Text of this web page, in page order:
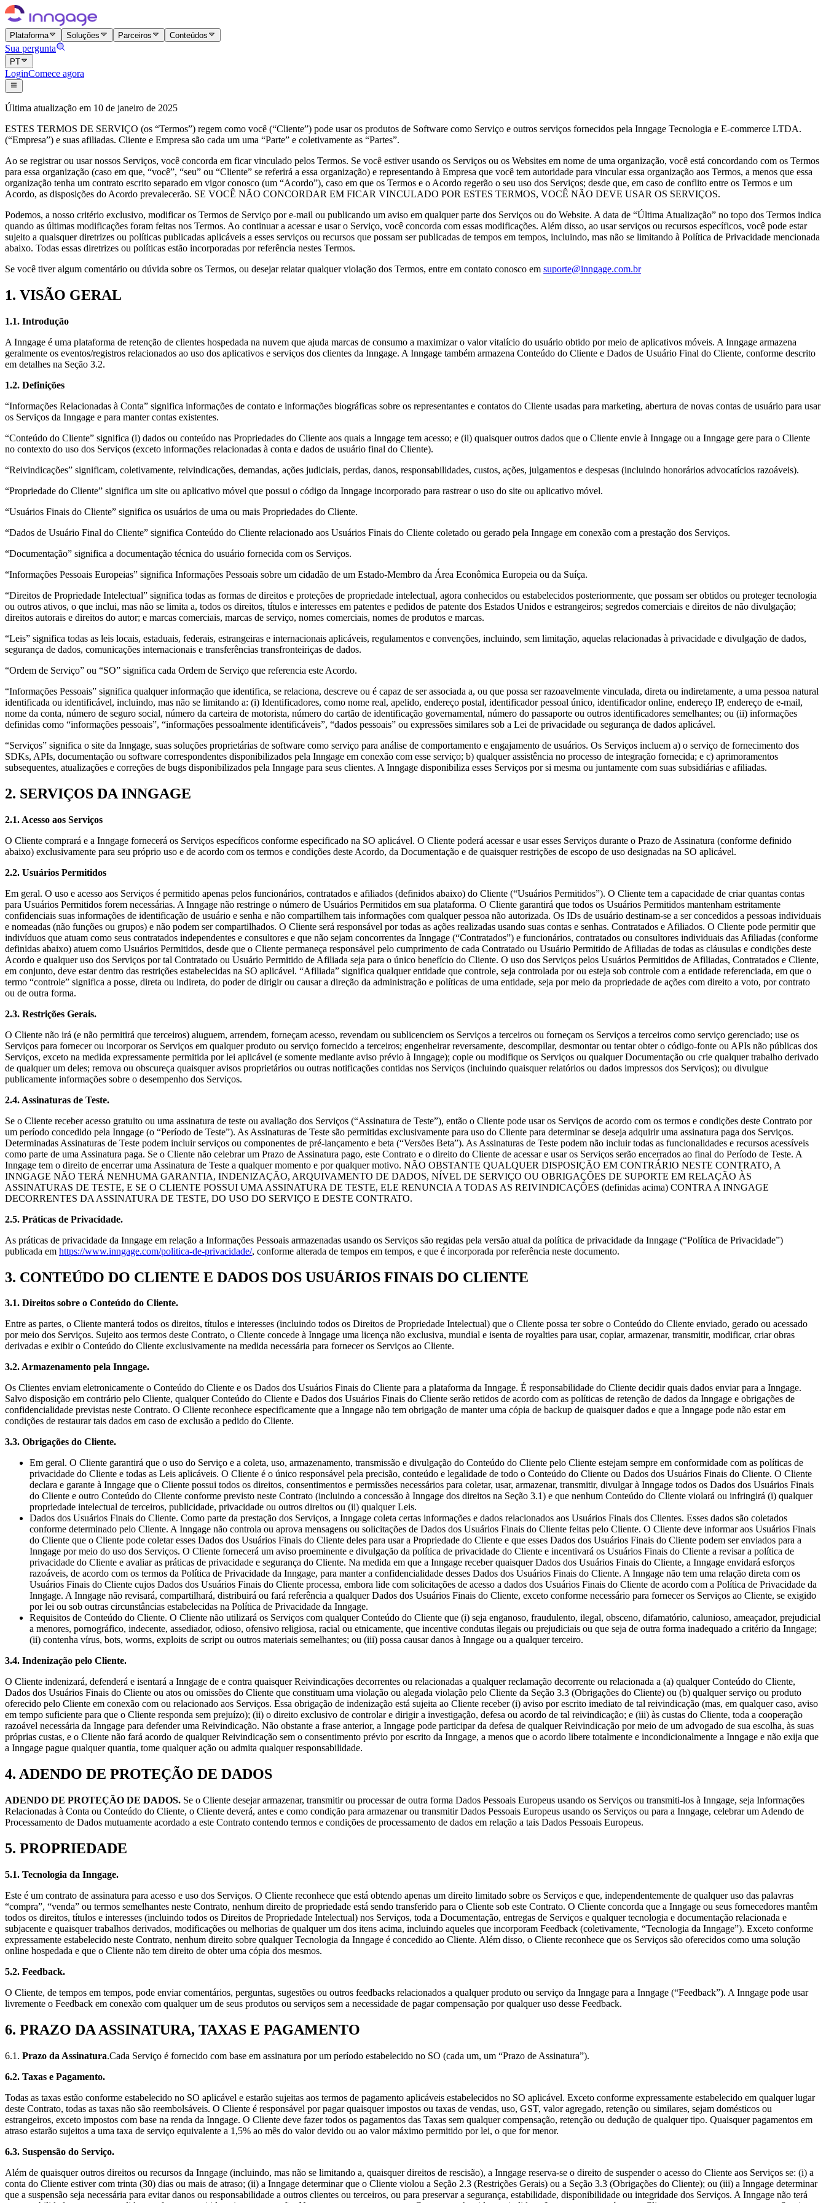
Plataforma Soluções Parceiros Conteúdos
Sua pergunta
PT
LoginComece agora
Última atualização em 10 de janeiro de 2025
ESTES TERMOS DE SERVIÇO (os “Termos”) regem como você (“Cliente”) pode usar os produtos de Software como Serviço e outros serviços fornecidos pela Inngage Tecnologia e E-commerce LTDA.
(“Empresa”) e suas afiliadas. Cliente e Empresa são cada um uma “Parte” e coletivamente as “Partes”.
Ao se registrar ou usar nossos Serviços, você concorda em ficar vinculado pelos Termos. Se você estiver usando os Serviços ou os Websites em nome de uma organização, você está concordando com os Termos
para essa organização (caso em que, “você”, “seu” ou “Cliente” se referirá a essa organização) e representando à Empresa que você tem autoridade para vincular essa organização aos Termos, a menos que essa
organização tenha um contrato escrito separado em vigor conosco (um “Acordo”), caso em que os Termos e o Acordo regerão o seu uso dos Serviços; desde que, em caso de conflito entre os Termos e um
Acordo, as disposições do Acordo prevalecerão. SE VOCÊ NÃO CONCORDAR EM FICAR VINCULADO POR ESTES TERMOS, VOCÊ NÃO DEVE USAR OS SERVIÇOS.
Podemos, a nosso critério exclusivo, modificar os Termos de Serviço por e-mail ou publicando um aviso em qualquer parte dos Serviços ou do Website. A data de “Última Atualização” no topo dos Termos indica
quando as últimas modificações foram feitas nos Termos. Ao continuar a acessar e usar o Serviço, você concorda com essas modificações. Além disso, ao usar serviços ou recursos específicos, você pode estar
sujeito a quaisquer diretrizes ou políticas publicadas aplicáveis a esses serviços ou recursos que possam ser publicadas de tempos em tempos, incluindo, mas não se limitando à Política de Privacidade mencionada
abaixo. Todas essas diretrizes ou políticas estão incorporadas por referência nestes Termos.
Se você tiver algum comentário ou dúvida sobre os Termos, ou desejar relatar qualquer violação dos Termos, entre em contato conosco em suporte@inngage.com.br
1. VISÃO GERAL
1.1. Introdução
A Inngage é uma plataforma de retenção de clientes hospedada na nuvem que ajuda marcas de consumo a maximizar o valor vitalício do usuário obtido por meio de aplicativos móveis. A Inngage armazena
geralmente os eventos/registros relacionados ao uso dos aplicativos e serviços dos clientes da Inngage. A Inngage também armazena Conteúdo do Cliente e Dados de Usuário Final do Cliente, conforme descrito
em detalhes na Seção 3.2.
1.2. Definições
“Informações Relacionadas à Conta” significa informações de contato e informações biográficas sobre os representantes e contatos do Cliente usadas para marketing, abertura de novas contas de usuário para usar
os Serviços da Inngage e para manter contas existentes.
“Conteúdo do Cliente” significa (i) dados ou conteúdo nas Propriedades do Cliente aos quais a Inngage tem acesso; e (ii) quaisquer outros dados que o Cliente envie à Inngage ou a Inngage gere para o Cliente
no contexto do uso dos Serviços (exceto informações relacionadas à conta e dados de usuário final do Cliente).
“Reivindicações” significam, coletivamente, reivindicações, demandas, ações judiciais, perdas, danos, responsabilidades, custos, ações, julgamentos e despesas (incluindo honorários advocatícios razoáveis).
“Propriedade do Cliente” significa um site ou aplicativo móvel que possui o código da Inngage incorporado para rastrear o uso do site ou aplicativo móvel.
“Usuários Finais do Cliente” significa os usuários de uma ou mais Propriedades do Cliente.
“Dados de Usuário Final do Cliente” significa Conteúdo do Cliente relacionado aos Usuários Finais do Cliente coletado ou gerado pela Inngage em conexão com a prestação dos Serviços.
“Documentação” significa a documentação técnica do usuário fornecida com os Serviços.
“Informações Pessoais Europeias” significa Informações Pessoais sobre um cidadão de um Estado-Membro da Área Econômica Europeia ou da Suíça.
“Direitos de Propriedade Intelectual” significa todas as formas de direitos e proteções de propriedade intelectual, agora conhecidos ou estabelecidos posteriormente, que possam ser obtidos ou proteger tecnologia
ou outros ativos, o que inclui, mas não se limita a, todos os direitos, títulos e interesses em patentes e pedidos de patente dos Estados Unidos e estrangeiros; segredos comerciais e direitos de não divulgação;
direitos autorais e direitos do autor; e marcas comerciais, marcas de serviço, nomes comerciais, nomes de produtos e marcas.
“Leis” significa todas as leis locais, estaduais, federais, estrangeiras e internacionais aplicáveis, regulamentos e convenções, incluindo, sem limitação, aquelas relacionadas à privacidade e divulgação de dados,
segurança de dados, comunicações internacionais e transferências transfronteiriças de dados.
“Ordem de Serviço” ou “SO” significa cada Ordem de Serviço que referencia este Acordo.
“Informações Pessoais” significa qualquer informação que identifica, se relaciona, descreve ou é capaz de ser associada a, ou que possa ser razoavelmente vinculada, direta ou indiretamente, a uma pessoa natural
identificada ou identificável, incluindo, mas não se limitando a: (i) Identificadores, como nome real, apelido, endereço postal, identificador pessoal único, identificador online, endereço IP, endereço de e-mail,
nome da conta, número de seguro social, número da carteira de motorista, número do cartão de identificação governamental, número do passaporte ou outros identificadores semelhantes; ou (ii) informações
definidas como “informações pessoais”, “informações pessoalmente identificáveis”, “dados pessoais” ou expressões similares sob a Lei de privacidade ou segurança de dados aplicável.
“Serviços” significa o site da Inngage, suas soluções proprietárias de software como serviço para análise de comportamento e engajamento de usuários. Os Serviços incluem a) o serviço de fornecimento dos
SDKs, APIs, documentação ou software correspondentes disponibilizados pela Inngage em conexão com esse serviço; b) qualquer assistência no processo de integração fornecida; e c) aprimoramentos
subsequentes, atualizações e correções de bugs disponibilizados pela Inngage para seus clientes. A Inngage disponibiliza esses Serviços por si mesma ou juntamente com suas subsidiárias e afiliadas.
2. SERVIÇOS DA INNGAGE
2.1. Acesso aos Serviços
O Cliente comprará e a Inngage fornecerá os Serviços específicos conforme especificado na SO aplicável. O Cliente poderá acessar e usar esses Serviços durante o Prazo de Assinatura (conforme definido
abaixo) exclusivamente para seu próprio uso e de acordo com os termos e condições deste Acordo, da Documentação e de quaisquer restrições de escopo de uso designadas na SO aplicável.
2.2. Usuários Permitidos
Em geral. O uso e acesso aos Serviços é permitido apenas pelos funcionários, contratados e afiliados (definidos abaixo) do Cliente (“Usuários Permitidos”). O Cliente tem a capacidade de criar quantas contas
para Usuários Permitidos forem necessárias. A Inngage não restringe o número de Usuários Permitidos em sua plataforma. O Cliente garantirá que todos os Usuários Permitidos mantenham estritamente
confidenciais suas informações de identificação de usuário e senha e não compartilhem tais informações com qualquer pessoa não autorizada. Os IDs de usuário destinam-se a ser concedidos a pessoas individuais
e nomeadas (não funções ou grupos) e não podem ser compartilhados. O Cliente será responsável por todas as ações realizadas usando suas contas e senhas. Contratados e Afiliados. O Cliente pode permitir que
indivíduos que atuam como seus contratados independentes e consultores e que não sejam concorrentes da Inngage (“Contratados”) e funcionários, contratados ou consultores individuais das Afiliadas (conforme
definidas abaixo) atuem como Usuários Permitidos, desde que o Cliente permaneça responsável pelo cumprimento de cada Contratado ou Usuário Permitido de Afiliadas de todas as cláusulas e condições deste
Acordo e qualquer uso dos Serviços por tal Contratado ou Usuário Permitido de Afiliada seja para o único benefício do Cliente. O uso dos Serviços pelos Usuários Permitidos de Afiliadas, Contratados e Cliente,
em conjunto, deve estar dentro das restrições estabelecidas na SO aplicável. “Afiliada” significa qualquer entidade que controle, seja controlada por ou esteja sob controle com a entidade referenciada, em que o
termo “controle” significa a posse, direta ou indireta, do poder de dirigir ou causar a direção da administração e políticas de uma entidade, seja por meio da propriedade de ações com direito a voto, por contrato
ou de outra forma.
2.3. Restrições Gerais.
O Cliente não irá (e não permitirá que terceiros) aluguem, arrendem, forneçam acesso, revendam ou sublicenciem os Serviços a terceiros ou forneçam os Serviços a terceiros como serviço gerenciado; use os
Serviços para fornecer ou incorporar os Serviços em qualquer produto ou serviço fornecido a terceiros; engenheirar reversamente, descompilar, desmontar ou tentar obter o código-fonte ou APIs não públicas dos
Serviços, exceto na medida expressamente permitida por lei aplicável (e somente mediante aviso prévio à Inngage); copie ou modifique os Serviços ou qualquer Documentação ou crie qualquer trabalho derivado
de qualquer um deles; remova ou obscureça quaisquer avisos proprietários ou outras notificações contidas nos Serviços (incluindo quaisquer relatórios ou dados impressos dos Serviços); ou divulgue
publicamente informações sobre o desempenho dos Serviços.
2.4. Assinaturas de Teste.
Se o Cliente receber acesso gratuito ou uma assinatura de teste ou avaliação dos Serviços (“Assinatura de Teste”), então o Cliente pode usar os Serviços de acordo com os termos e condições deste Contrato por
um período concedido pela Inngage (o “Período de Teste”). As Assinaturas de Teste são permitidas exclusivamente para uso do Cliente para determinar se deseja adquirir uma assinatura paga dos Serviços.
Determinadas Assinaturas de Teste podem incluir serviços ou componentes de pré-lançamento e beta (“Versões Beta”). As Assinaturas de Teste podem não incluir todas as funcionalidades e recursos acessíveis
como parte de uma Assinatura paga. Se o Cliente não celebrar um Prazo de Assinatura pago, este Contrato e o direito do Cliente de acessar e usar os Serviços serão encerrados ao final do Período de Teste. A
Inngage tem o direito de encerrar uma Assinatura de Teste a qualquer momento e por qualquer motivo. NÃO OBSTANTE QUALQUER DISPOSIÇÃO EM CONTRÁRIO NESTE CONTRATO, A
INNGAGE NÃO TERÁ NENHUMA GARANTIA, INDENIZAÇÃO, ARQUIVAMENTO DE DADOS, NÍVEL DE SERVIÇO OU OBRIGAÇÕES DE SUPORTE EM RELAÇÃO ÀS
ASSINATURAS DE TESTE, E SE O CLIENTE POSSUI UMA ASSINATURA DE TESTE, ELE RENUNCIA A TODAS AS REIVINDICAÇÕES (definidas acima) CONTRA A INNGAGE
DECORRENTES DA ASSINATURA DE TESTE, DO USO DO SERVIÇO E DESTE CONTRATO.
2.5. Práticas de Privacidade.
As práticas de privacidade da Inngage em relação a Informações Pessoais armazenadas usando os Serviços são regidas pela versão atual da política de privacidade da Inngage (“Política de Privacidade”)
publicada em https://www.inngage.com/politica-de-privacidade/, conforme alterada de tempos em tempos, e que é incorporada por referência neste documento.
3. CONTEÚDO DO CLIENTE E DADOS DOS USUÁRIOS FINAIS DO CLIENTE
3.1. Direitos sobre o Conteúdo do Cliente.
Entre as partes, o Cliente manterá todos os direitos, títulos e interesses (incluindo todos os Direitos de Propriedade Intelectual) que o Cliente possa ter sobre o Conteúdo do Cliente enviado, gerado ou acessado
por meio dos Serviços. Sujeito aos termos deste Contrato, o Cliente concede à Inngage uma licença não exclusiva, mundial e isenta de royalties para usar, copiar, armazenar, transmitir, modificar, criar obras
derivadas e exibir o Conteúdo do Cliente exclusivamente na medida necessária para fornecer os Serviços ao Cliente.
3.2. Armazenamento pela Inngage.
Os Clientes enviam eletronicamente o Conteúdo do Cliente e os Dados dos Usuários Finais do Cliente para a plataforma da Inngage. É responsabilidade do Cliente decidir quais dados enviar para a Inngage.
Salvo disposição em contrário pelo Cliente, qualquer Conteúdo do Cliente e Dados dos Usuários Finais do Cliente serão retidos de acordo com as políticas de retenção de dados da Inngage e obrigações de
confidencialidade previstas neste Contrato. O Cliente reconhece especificamente que a Inngage não tem obrigação de manter uma cópia de backup de quaisquer dados e que a Inngage pode não estar em
condições de restaurar tais dados em caso de exclusão a pedido do Cliente.
3.3. Obrigações do Cliente.
Em geral. O Cliente garantirá que o uso do Serviço e a coleta, uso, armazenamento, transmissão e divulgação do Conteúdo do Cliente pelo Cliente estejam sempre em conformidade com as políticas de
privacidade do Cliente e todas as Leis aplicáveis. O Cliente é o único responsável pela precisão, conteúdo e legalidade de todo o Conteúdo do Cliente ou Dados dos Usuários Finais do Cliente. O Cliente
declara e garante à Inngage que o Cliente possui todos os direitos, consentimentos e permissões necessários para coletar, usar, armazenar, transmitir, divulgar à Inngage todos os Dados dos Usuários Finais
do Cliente e outro Conteúdo do Cliente conforme previsto neste Contrato (incluindo a concessão à Inngage dos direitos na Seção 3.1) e que nenhum Conteúdo do Cliente violará ou infringirá (i) qualquer
propriedade intelectual de terceiros, publicidade, privacidade ou outros direitos ou (ii) qualquer Leis.
Dados dos Usuários Finais do Cliente. Como parte da prestação dos Serviços, a Inngage coleta certas informações e dados relacionados aos Usuários Finais dos Clientes. Esses dados são coletados
conforme determinado pelo Cliente. A Inngage não controla ou aprova mensagens ou solicitações de Dados dos Usuários Finais do Cliente feitas pelo Cliente. O Cliente deve informar aos Usuários Finais
do Cliente que o Cliente pode coletar esses Dados dos Usuários Finais do Cliente deles para usar a Propriedade do Cliente e que esses Dados dos Usuários Finais do Cliente podem ser enviados para a
Inngage por meio do uso dos Serviços. O Cliente fornecerá um aviso proeminente e divulgação da política de privacidade do Cliente e incentivará os Usuários Finais do Cliente a revisar a política de
privacidade do Cliente e avaliar as práticas de privacidade e segurança do Cliente. Na medida em que a Inngage receber quaisquer Dados dos Usuários Finais do Cliente, a Inngage envidará esforços
razoáveis, de acordo com os termos da Política de Privacidade da Inngage, para manter a confidencialidade desses Dados dos Usuários Finais do Cliente. A Inngage não tem uma relação direta com os
Usuários Finais do Cliente cujos Dados dos Usuários Finais do Cliente processa, embora lide com solicitações de acesso a dados dos Usuários Finais do Cliente de acordo com a Política de Privacidade da
Inngage. A Inngage não revisará, compartilhará, distribuirá ou fará referência a qualquer Dados dos Usuários Finais do Cliente, exceto conforme necessário para fornecer os Serviços ao Cliente, se exigido
por lei ou sob outras circunstâncias estabelecidas na Política de Privacidade da Inngage.
Requisitos de Conteúdo do Cliente. O Cliente não utilizará os Serviços com qualquer Conteúdo do Cliente que (i) seja enganoso, fraudulento, ilegal, obsceno, difamatório, calunioso, ameaçador, prejudicial
a menores, pornográfico, indecente, assediador, odioso, ofensivo religiosa, racial ou etnicamente, que incentive condutas ilegais ou prejudiciais ou que seja de outra forma inadequado a critério da Inngage;
(ii) contenha vírus, bots, worms, exploits de script ou outros materiais semelhantes; ou (iii) possa causar danos à Inngage ou a qualquer terceiro.
3.4. Indenização pelo Cliente.
O Cliente indenizará, defenderá e isentará a Inngage de e contra quaisquer Reivindicações decorrentes ou relacionadas a qualquer reclamação decorrente ou relacionada a (a) qualquer Conteúdo do Cliente,
Dados dos Usuários Finais do Cliente ou atos ou omissões do Cliente que constituam uma violação ou alegada violação pelo Cliente da Seção 3.3 (Obrigações do Cliente) ou (b) qualquer serviço ou produto
oferecido pelo Cliente em conexão com ou relacionado aos Serviços. Essa obrigação de indenização está sujeita ao Cliente receber (i) aviso por escrito imediato de tal reivindicação (mas, em qualquer caso, aviso
em tempo suficiente para que o Cliente responda sem prejuízo); (ii) o direito exclusivo de controlar e dirigir a investigação, defesa ou acordo de tal reivindicação; e (iii) às custas do Cliente, toda a cooperação
razoável necessária da Inngage para defender uma Reivindicação. Não obstante a frase anterior, a Inngage pode participar da defesa de qualquer Reivindicação por meio de um advogado de sua escolha, às suas
próprias custas, e o Cliente não fará acordo de qualquer Reivindicação sem o consentimento prévio por escrito da Inngage, a menos que o acordo libere totalmente e incondicionalmente a Inngage e não exija que
a Inngage pague qualquer quantia, tome qualquer ação ou admita qualquer responsabilidade.
4. ADENDO DE PROTEÇÃO DE DADOS
ADENDO DE PROTEÇÃO DE DADOS. Se o Cliente desejar armazenar, transmitir ou processar de outra forma Dados Pessoais Europeus usando os Serviços ou transmiti-los à Inngage, seja Informações
Relacionadas à Conta ou Conteúdo do Cliente, o Cliente deverá, antes e como condição para armazenar ou transmitir Dados Pessoais Europeus usando os Serviços ou para a Inngage, celebrar um Adendo de
Processamento de Dados mutuamente acordado a este Contrato contendo termos e condições de processamento de dados em relação a tais Dados Pessoais Europeus.
5. PROPRIEDADE
5.1. Tecnologia da Inngage.
Este é um contrato de assinatura para acesso e uso dos Serviços. O Cliente reconhece que está obtendo apenas um direito limitado sobre os Serviços e que, independentemente de qualquer uso das palavras
“compra”, “venda” ou termos semelhantes neste Contrato, nenhum direito de propriedade está sendo transferido para o Cliente sob este Contrato. O Cliente concorda que a Inngage ou seus fornecedores mantêm
todos os direitos, títulos e interesses (incluindo todos os Direitos de Propriedade Intelectual) nos Serviços, toda a Documentação, entregas de Serviços e qualquer tecnologia e documentação relacionada e
subjacente e quaisquer trabalhos derivados, modificações ou melhorias de qualquer um dos itens acima, incluindo aqueles que incorporam Feedback (coletivamente, “Tecnologia da Inngage”). Exceto conforme
expressamente estabelecido neste Contrato, nenhum direito sobre qualquer Tecnologia da Inngage é concedido ao Cliente. Além disso, o Cliente reconhece que os Serviços são oferecidos como uma solução
online hospedada e que o Cliente não tem direito de obter uma cópia dos mesmos.
5.2. Feedback.
O Cliente, de tempos em tempos, pode enviar comentários, perguntas, sugestões ou outros feedbacks relacionados a qualquer produto ou serviço da Inngage para a Inngage (“Feedback”). A Inngage pode usar
livremente o Feedback em conexão com qualquer um de seus produtos ou serviços sem a necessidade de pagar compensação por qualquer uso desse Feedback.
6. PRAZO DA ASSINATURA, TAXAS E PAGAMENTO
6.1. Prazo da Assinatura.Cada Serviço é fornecido com base em assinatura por um período estabelecido no SO (cada um, um “Prazo de Assinatura”).
6.2. Taxas e Pagamento.
Todas as taxas estão conforme estabelecido no SO aplicável e estarão sujeitas aos termos de pagamento aplicáveis estabelecidos no SO aplicável. Exceto conforme expressamente estabelecido em qualquer lugar
deste Contrato, todas as taxas não são reembolsáveis. O Cliente é responsável por pagar quaisquer impostos ou taxas de vendas, uso, GST, valor agregado, retenção ou similares, sejam domésticos ou
estrangeiros, exceto impostos com base na renda da Inngage. O Cliente deve fazer todos os pagamentos das Taxas sem qualquer compensação, retenção ou dedução de qualquer tipo. Quaisquer pagamentos em
atraso estarão sujeitos a uma taxa de serviço equivalente a 1,5% ao mês do valor devido ou ao valor máximo permitido por lei, o que for menor.
6.3. Suspensão do Serviço.
Além de quaisquer outros direitos ou recursos da Inngage (incluindo, mas não se limitando a, quaisquer direitos de rescisão), a Inngage reserva-se o direito de suspender o acesso do Cliente aos Serviços se: (i) a
conta do Cliente estiver com trinta (30) dias ou mais de atraso; (ii) a Inngage determinar que o Cliente violou a Seção 2.3 (Restrições Gerais) ou a Seção 3.3 (Obrigações do Cliente); ou (iii) a Inngage determinar
que a suspensão seja necessária para evitar danos ou responsabilidade a outros clientes ou terceiros, ou para preservar a segurança, estabilidade, disponibilidade ou integridade dos Serviços. A Inngage não terá